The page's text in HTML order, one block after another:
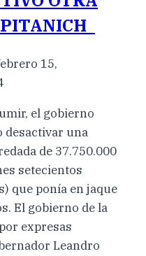
15,
el gobierno
desactivar una
de 37.750.000
setecientos
que ponía en jaque
El gobierno de la
expresas
Leandro